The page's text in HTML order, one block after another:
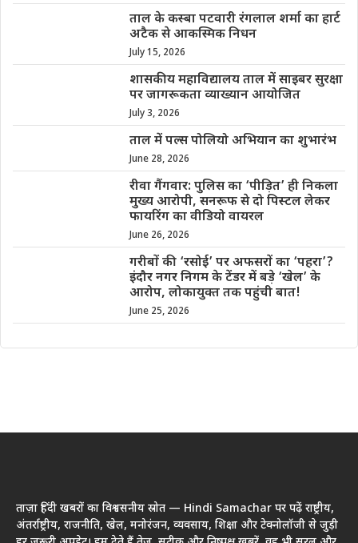
ताल के कस्बा पटवारी रंगलाल शर्मा का हार्ट
अटैक से आकस्मिक निधन
July 15, 2026
शासकीय महाविद्यालय ताल में साइबर सुरक्षा
पर जागरूकता व्याख्यान आयोजित
July 3, 2026
ताल में पल्स पोलियो अभियान का शुभारंभ
June 28, 2026
रीवा गैंगवार: पुलिस का ‘पीड़ित’ ही निकला
मुख्य आरोपी, सनरूफ से दो पिस्टल लेकर
फायरिंग का वीडियो वायरल
June 26, 2026
गरीबों की ‘रसोई’ पर अफसरों का ‘पहरा’?
इंदौर नगर निगम के टेंडर में बड़े ‘खेल’ के
आरोप, लोकायुक्त तक पहुंची बात!
June 25, 2026
ताज़ा हिंदी खबरों का विश्वसनीय स्रोत — Hindi Samachar पर पढ़ें राष्ट्रीय,
अंतर्राष्ट्रीय, राजनीति, खेल, मनोरंजन, व्यवसाय, शिक्षा और टेक्नोलॉजी से जुड़ी